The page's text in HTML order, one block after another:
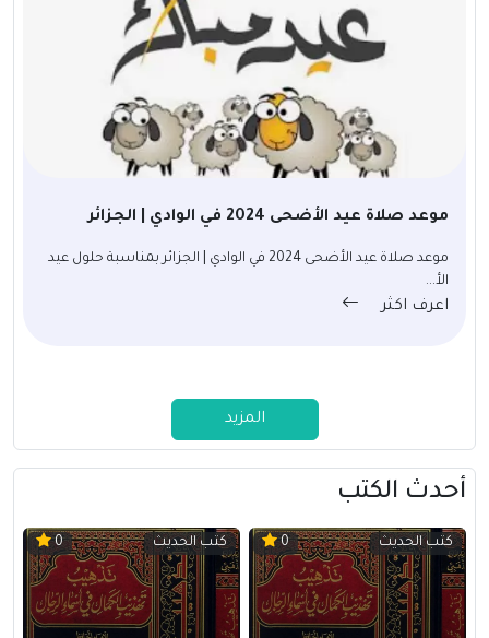
موعد صلاة عيد الأضحى 2024 في الوادي | الجزائر
موعد صلاة عيد الأضحى 2024 في الوادي | الجزائر بمناسبة حلول عيد
الأ...
اعرف اكثر
المزيد
أحدث الكتب
كتب الحديث 0 كتب الحديث 0